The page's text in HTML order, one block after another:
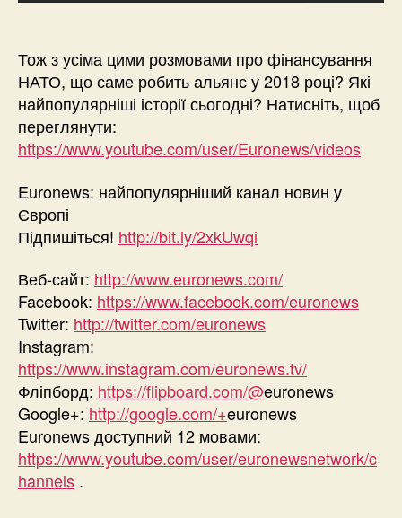
Тож з усіма цими розмовами про фінансування
НАТО, що саме робить альянс у 2018 році? Які
найпопулярніші історії сьогодні? Натисніть, щоб
переглянути:
https://www.youtube.com/user/Euronews/videos
Euronews: найпопулярніший канал новин у
Європі
Підпишіться! http://bit.ly/2xkUwqi
Веб-сайт: http://www.euronews.com/
Facebook: https://www.facebook.com/euronews
Twitter: http://twitter.com/euronews
Instagram:
https://www.instagram.com/euronews.tv/
Фліпборд: https://flipboard.com/@euronews
Google+: http://google.com/+euronews
Euronews доступний 12 мовами:
https://www.youtube.com/user/euronewsnetwork/c
hannels .